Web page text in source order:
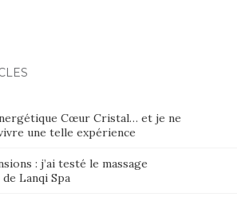
Cœur Cristal… et je ne
une telle expérience
: j’ai testé le massage
Lanqi Spa